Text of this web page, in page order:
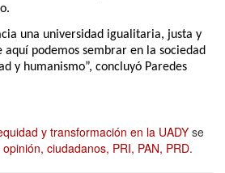
una universidad igualitaria, justa y
aquí podemos sembrar en la sociedad
y humanismo”, concluyó Paredes
y transformación en la UADY se
opinión, ciudadanos, PRI, PAN, PRD.